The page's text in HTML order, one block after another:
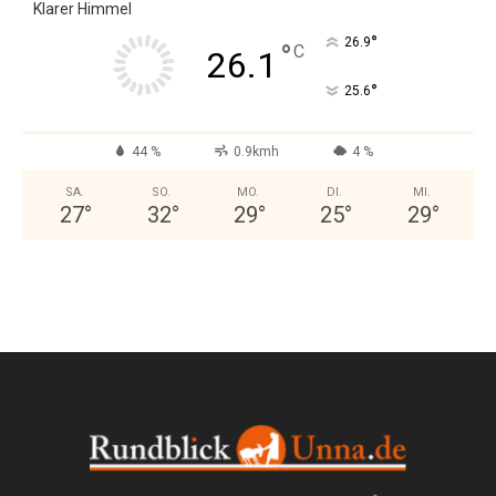
Klarer Himmel
26.1 °C 26.9°
25.6°
44 % 0.9kmh 4 %
SA.
27°
SO.
32°
MO.
29°
DI.
25°
MI.
29°